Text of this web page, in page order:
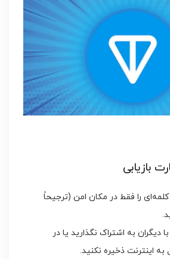
عبارت بازیابی 24 کلمه‌ای را فقط در مکان امن (ترجیحاً
دیگران به اشتراک نگذارید یا در
اینترنت ذخیره نکنید.